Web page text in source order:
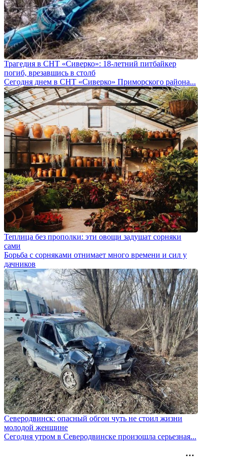
Трагедия в СНТ «Сиверко»: 18-летний питбайкер
погиб, врезавшись в столб
Сегодня днем в СНТ «Сиверко» Приморского района...
Теплица без прополки: эти овощи задушат сорняки
сами
Борьба с сорняками отнимает много времени и сил у
дачников
Северодвинск: опасный обгон чуть не стоил жизни
молодой женщине
Сегодня утром в Северодвинске произошла серьезная...